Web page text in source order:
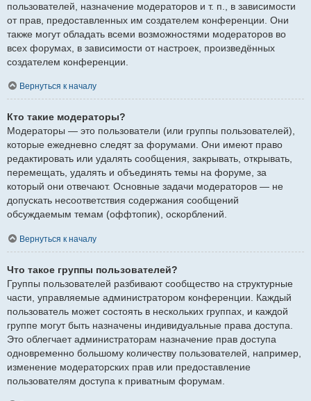
пользователей, назначение модераторов и т. п., в зависимости
от прав, предоставленных им создателем конференции. Они
также могут обладать всеми возможностями модераторов во
всех форумах, в зависимости от настроек, произведённых
создателем конференции.
Вернуться к началу
Кто такие модераторы?
Модераторы — это пользователи (или группы пользователей),
которые ежедневно следят за форумами. Они имеют право
редактировать или удалять сообщения, закрывать, открывать,
перемещать, удалять и объединять темы на форуме, за
который они отвечают. Основные задачи модераторов — не
допускать несоответствия содержания сообщений
обсуждаемым темам (оффтопик), оскорблений.
Вернуться к началу
Что такое группы пользователей?
Группы пользователей разбивают сообщество на структурные
части, управляемые администратором конференции. Каждый
пользователь может состоять в нескольких группах, и каждой
группе могут быть назначены индивидуальные права доступа.
Это облегчает администраторам назначение прав доступа
одновременно большому количеству пользователей, например,
изменение модераторских прав или предоставление
пользователям доступа к приватным форумам.